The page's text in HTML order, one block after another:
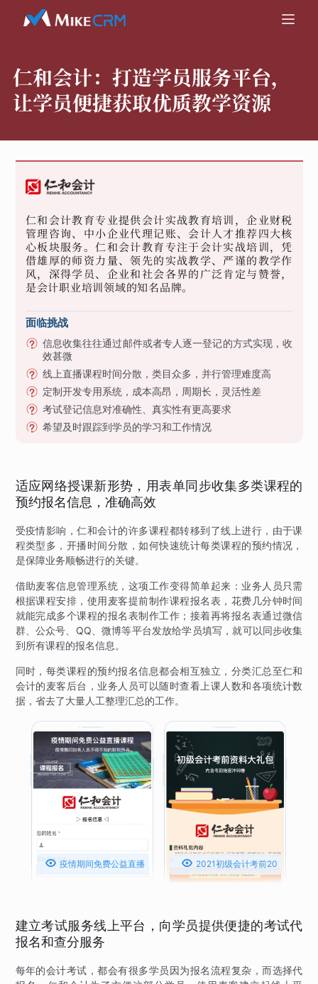
仁和会计： 打造学员服务平台，
让学员便捷获取优质教学资源
仁和会计教育专业提供会计实战教育培训，企业财税
管理咨询、中小企业代理记账、会计人才推荐四大核
心板块服务。仁和会计教育专注于会计实战培训，凭
借雄厚的师资力量、领先的实战教学、严谨的教学作
风，深得学员、企业和社会各界的广泛肯定与赞誉，
是会计职业培训领域的知名品牌。
面临挑战
信息收集往往通过邮件或者专人逐一登记的方式实现，收
效甚微
线上直播课程时间分散，类目众多，并行管理难度高
定制开发专用系统，成本高昂，周期长，灵活性差
考试登记信息对准确性、真实性有更高要求
希望及时跟踪到学员的学习和工作情况
适应网络授课新形势，用表单同步收集多类课程的
预约报名信息，准确高效
受疫情影响，仁和会计的许多课程都转移到了线上进行，由于课
程类型多，开播时间分散，如何快速统计每类课程的预约情况，
是保障业务顺畅进行的关键。
借助麦客信息管理系统，这项工作变得简单起来：业务人员只需
根据课程安排，使用麦客提前制作课程报名表，花费几分钟时间
就能完成多个课程的报名表制作工作；接着再将报名表通过微信
群、公众号、QQ、微博等平台发放给学员填写，就可以同步收集
到所有课程的报名信息。
同时，每类课程的预约报名信息都会相互独立，分类汇总至仁和
会计的麦客后台，业务人员可以随时查看上课人数和各项统计数
据，省去了大量人工整理汇总的工作。
 疫情期间免费公益直播
 2021初级会计考前20
建立考试服务线上平台，向学员提供便捷的考试代
报名和查分服务
每年的会计考试，都会有很多学员因为报名流程复杂，而选择代